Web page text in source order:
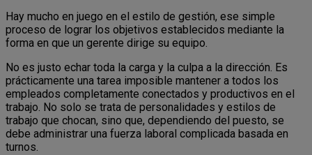
Hay mucho en juego en el estilo de gestión, ese simple
proceso de lograr los objetivos establecidos mediante la
forma en que un gerente dirige su equipo.
No es justo echar toda la carga y la culpa a la dirección. Es
prácticamente una tarea imposible mantener a todos los
empleados completamente conectados y productivos en el
trabajo. No solo se trata de personalidades y estilos de
trabajo que chocan, sino que, dependiendo del puesto, se
debe administrar una fuerza laboral complicada basada en
turnos.